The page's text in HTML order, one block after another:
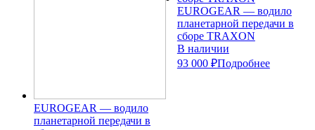
EUROGEAR — водило
планетарной передачи в
EUROGEAR — водило
планетарной передачи в
сборе TRAXON
В наличии
93 000 ₽Подробнее